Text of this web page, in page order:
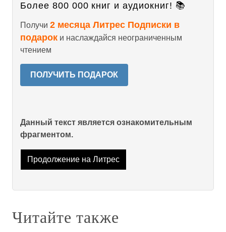
Более 800 000 книг и аудиокниг! 📚
Получи 2 месяца Литрес Подписки в
подарок и наслаждайся неограниченным
чтением
ПОЛУЧИТЬ ПОДАРОК
Данный текст является ознакомительным
фрагментом.
Продолжение на Литрес
Читайте также